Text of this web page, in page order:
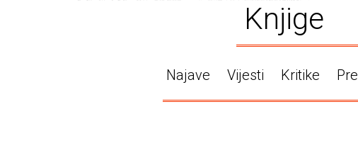
Knjige
Najave Vijesti Kritike